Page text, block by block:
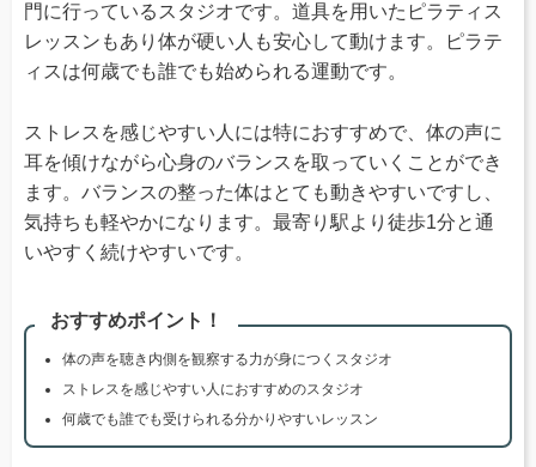
門に行っているスタジオです。道具を用いたピラティス
レッスンもあり体が硬い人も安心して動けます。ピラテ
ィスは何歳でも誰でも始められる運動です。
ストレスを感じやすい人には特におすすめで、体の声に
耳を傾けながら心身のバランスを取っていくことができ
ます。バランスの整った体はとても動きやすいですし、
気持ちも軽やかになります。最寄り駅より徒歩1分と通
いやすく続けやすいです。
おすすめポイント！
体の声を聴き内側を観察する力が身につくスタジオ
ストレスを感じやすい人におすすめのスタジオ
何歳でも誰でも受けられる分かりやすいレッスン